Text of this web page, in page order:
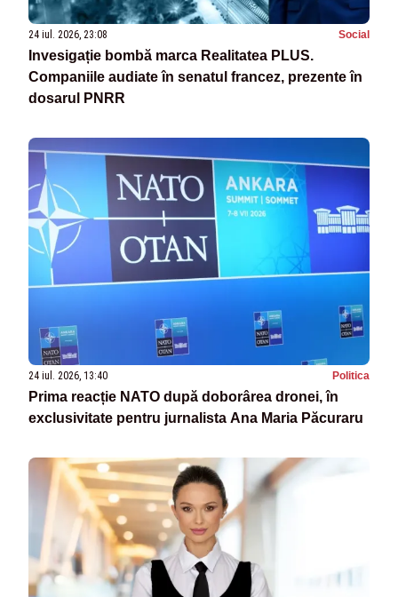
24 iul. 2026, 23:08 Social
Invesigație bombă marca Realitatea PLUS.
Companiile audiate în senatul francez, prezente în
dosarul PNRR
24 iul. 2026, 13:40 Politica
Prima reacție NATO după doborârea dronei, în
exclusivitate pentru jurnalista Ana Maria Păcuraru